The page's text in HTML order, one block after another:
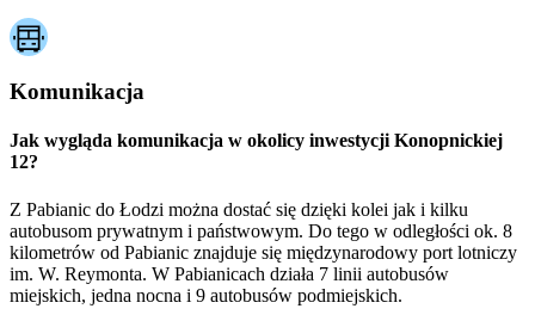
Komunikacja
Jak wygląda komunikacja w okolicy inwestycji Konopnickiej
12?
Z Pabianic do Łodzi można dostać się dzięki kolei jak i kilku
autobusom prywatnym i państwowym. Do tego w odległości ok. 8
kilometrów od Pabianic znajduje się międzynarodowy port lotniczy
im. W. Reymonta. W Pabianicach działa 7 linii autobusów
miejskich, jedna nocna i 9 autobusów podmiejskich.